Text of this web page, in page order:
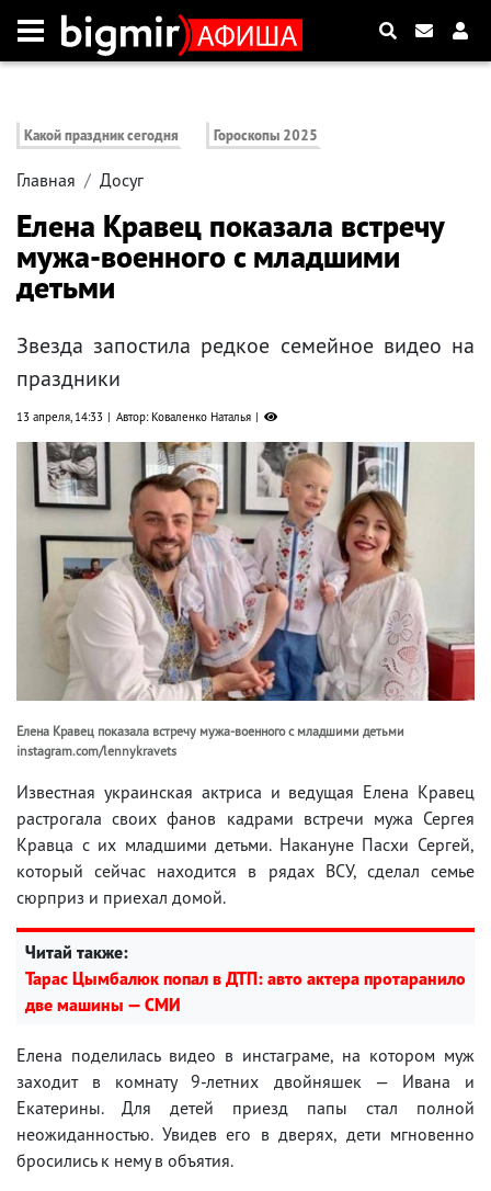
Какой праздник сегодня Гороскопы 2025
Главная Досуг
Елена Кравец показала встречу
мужа-военного с младшими
детьми
Звезда запостила редкое семейное видео на
праздники
13 апреля, 14:33 Автор: Коваленко Наталья
Елена Кравец показала встречу мужа-военного с младшими детьми
instagram.com/lennykravets
Известная украинская актриса и ведущая Елена Кравец
растрогала своих фанов кадрами встречи мужа Сергея
Кравца с их младшими детьми. Накануне Пасхи Сергей,
который сейчас находится в рядах ВСУ, сделал семье
сюрприз и приехал домой.
Читай также:
Тарас Цымбалюк попал в ДТП: авто актера протаранило
две машины — СМИ
Елена поделилась видео в инстаграме, на котором муж
заходит в комнату 9-летних двойняшек — Ивана и
Екатерины. Для детей приезд папы стал полной
неожиданностью. Увидев его в дверях, дети мгновенно
бросились к нему в объятия.